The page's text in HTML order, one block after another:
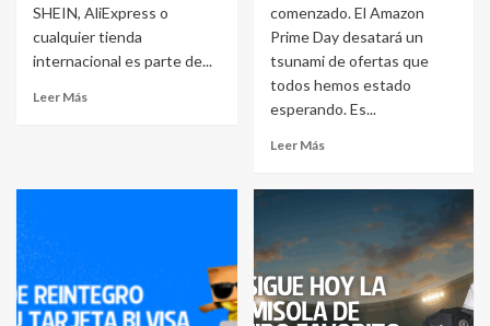
SHEIN, AliExpress o
cualquier tienda
internacional es parte de...
Leer Más
comenzado. El Amazon
Prime Day desatará un
tsunami de ofertas que
todos hemos estado
esperando. Es...
Leer Más